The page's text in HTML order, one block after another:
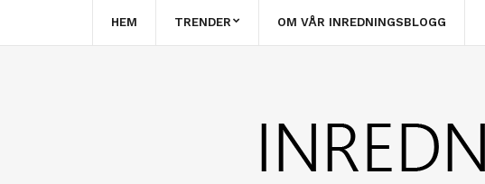
HEM TRENDER OM VÅR INREDNINGSBLOGG